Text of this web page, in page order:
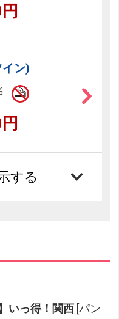
ン)
する
いっ得！関西 [パン